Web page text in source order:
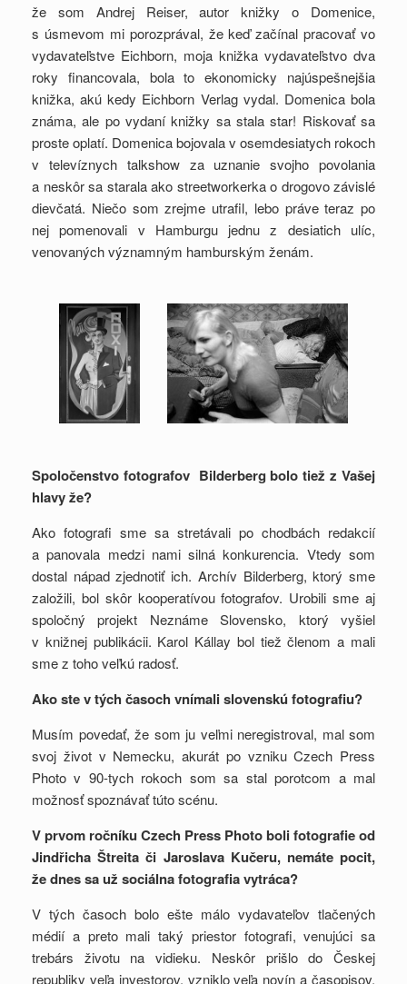
že som Andrej Reiser, autor knižky o Domenice,
s úsmevom mi porozprával, že keď začínal pracovať vo
vydavateľstve Eichborn, moja knižka vydavateľstvo dva
roky financovala, bola to ekonomicky najúspešnejšia
knižka, akú kedy Eichborn Verlag vydal. Domenica bola
známa, ale po vydaní knižky sa stala star! Riskovať sa
proste oplatí. Domenica bojovala v osemdesiatych rokoch
v televíznych talkshow za uznanie svojho povolania
a neskôr sa starala ako streetworkerka o drogovo závislé
dievčatá. Niečo som zrejme utrafil, lebo práve teraz po
nej pomenovali v Hamburgu jednu z desiatich ulíc,
venovaných významným hamburským ženám.
Spoločenstvo fotografov Bilderberg bolo tiež z Vašej
hlavy že?
Ako fotografi sme sa stretávali po chodbách redakcií
a panovala medzi nami silná konkurencia. Vtedy som
dostal nápad zjednotiť ich. Archív Bilderberg, ktorý sme
založili, bol skôr kooperatívou fotografov. Urobili sme aj
spoločný projekt Neznáme Slovensko, ktorý vyšiel
v knižnej publikácii. Karol Kállay bol tiež členom a mali
sme z toho veľkú radosť.
Ako ste v tých časoch vnímali slovenskú fotografiu?
Musím povedať, že som ju veľmi neregistroval, mal som
svoj život v Nemecku, akurát po vzniku Czech Press
Photo v 90-tych rokoch som sa stal porotcom a mal
možnosť spoznávať túto scénu.
V prvom ročníku Czech Press Photo boli fotografie od
Jindřicha Štreita či Jaroslava Kučeru, nemáte pocit,
že dnes sa už sociálna fotografia vytráca?
V tých časoch bolo ešte málo vydavateľov tlačených
médií a preto mali taký priestor fotografi, venujúci sa
trebárs životu na vidieku. Neskôr prišlo do Českej
republiky veľa investorov, vzniklo veľa novín a časopisov,